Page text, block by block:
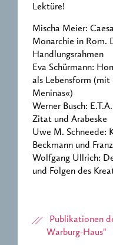
Lektüre!
Mischa Meier:
Monarchie in Rom.
Handlungsrahmen
Eva Schürmann:
als Lebensform (mit
Meninas«)
Werner Busch:
Zitat und Arabeske
Uwe M. Schneede:
Beckmann und
Wolfgang Ullrich:
und Folgen des
Publikationen
Warburg-Haus"